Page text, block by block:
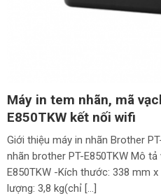
Máy in tem nhãn, mã
E850TKW kết nối wifi
Giới thiệu máy in nhãn Brother
nhãn brother PT-E850TKW Mô
E850TKW -Kích thước: 338 mm
lượng: 3,8 kg(chỉ […]